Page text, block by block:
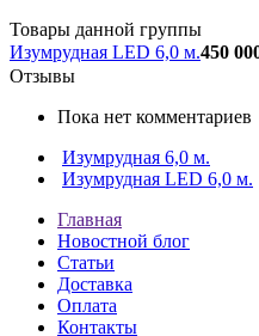
Товары данной группы
Изумрудная LED 6,0 м.450
Отзывы
Пока нет комментариев
Изумрудная 6,0 м.
Изумрудная LED 6,0 м.
Главная
Новостной блог
Статьи
Доставка
Оплата
Контакты